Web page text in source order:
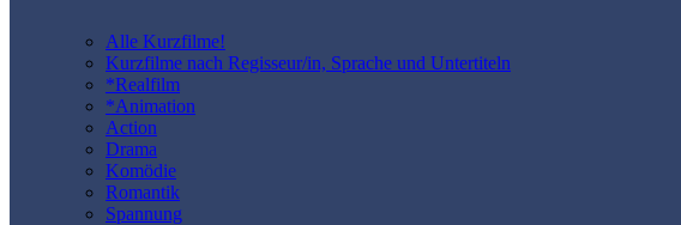
Alle Kurzfilme!
Kurzfilme nach Regisseur/in, Sprache und Untertiteln
*Realfilm
*Animation
Action
Drama
Komödie
Romantik
Spannung